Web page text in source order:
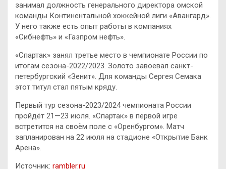
занимал должность генерального директора омской
команды Континентальной хоккейной лиги «Авангард».
У него также есть опыт работы в компаниях
«Сибнефть» и «Газпром нефть».
«Спартак» занял третье место в чемпионате России по
итогам сезона-2022/2023. Золото завоевал санкт-
петербургский «Зенит». Для команды Сергея Семака
этот титул стал пятым кряду.
Первый тур сезона-2023/2024 чемпионата России
пройдёт 21—23 июля. «Спартак» в первой игре
встретится на своём поле с «Оренбургом». Матч
запланирован на 22 июля на стадионе «Открытие Банк
Арена».
Источник: rambler.ru